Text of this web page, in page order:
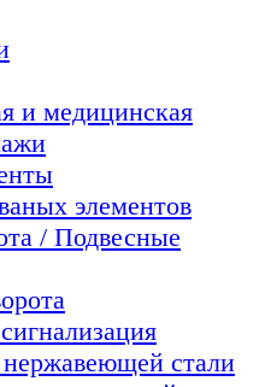
и медицинская
элементов
/ Подвесные
стали